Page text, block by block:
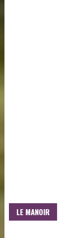
LE MANOIR